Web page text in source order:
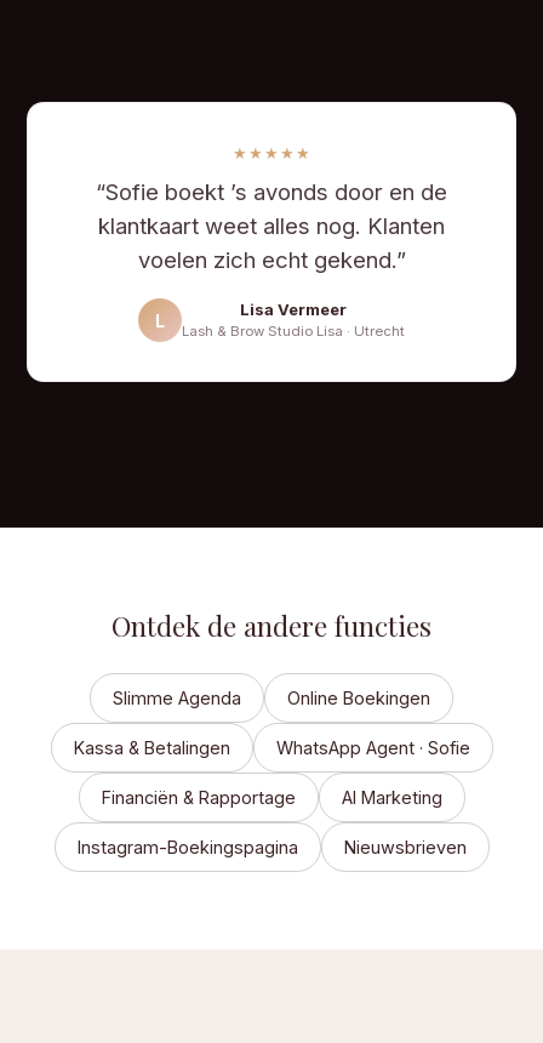
★★★★★
“Sofie boekt ’s avonds door en de
klantkaart weet alles nog. Klanten
voelen zich echt gekend.”
L
Lisa Vermeer
Lash & Brow Studio Lisa · Utrecht
Ontdek de andere functies
Slimme Agenda Online Boekingen
Kassa & Betalingen WhatsApp Agent · Sofie
Financiën & Rapportage AI Marketing
Instagram-Boekingspagina Nieuwsbrieven